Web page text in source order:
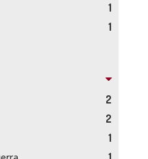
1
1
2
2
1